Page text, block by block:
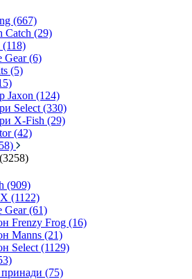
(667)
Catch (29)
(118)
Gear (6)
(5)
Jaxon (124)
Select (330)
X-Fish (29)
(42)
(909)
(1122)
Gear (61)
Frenzy Frog (16)
Manns (21)
Select (1129)
(75)